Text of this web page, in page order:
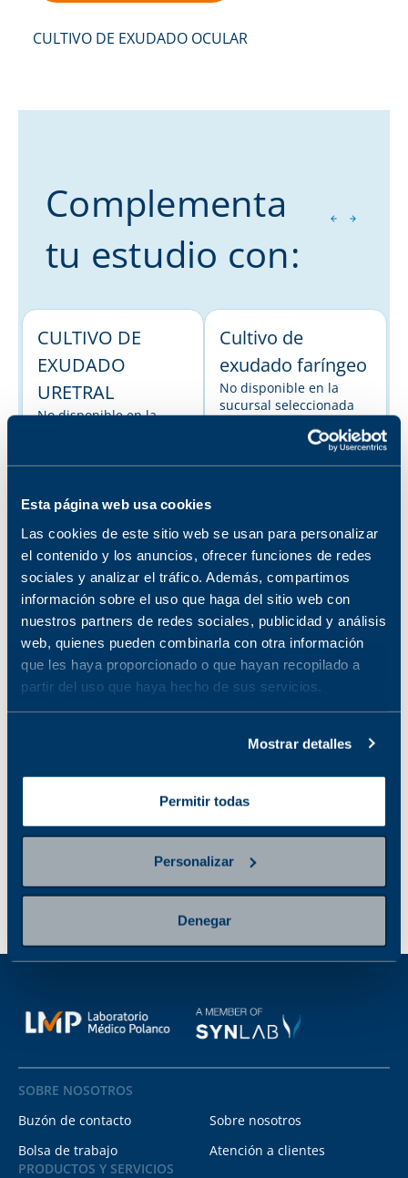
Esta página web usa cookies
Las cookies de este sitio web se usan para personalizar
el contenido y los anuncios, ofrecer funciones de redes
sociales y analizar el tráfico. Además, compartimos
información sobre el uso que haga del sitio web con
nuestros partners de redes sociales, publicidad y análisis
web, quienes pueden combinarla con otra información
que les haya proporcionado o que hayan recopilado a
partir del uso que haya hecho de sus servicios.
Mostrar detalles
Permitir todas
Personalizar
Denegar
CULTIVO DE EXUDADO OCULAR
Complementa
tu estudio con:
CULTIVO DE
EXUDADO
URETRAL
No disponible en la
está disponible
Cultivo de
exudado faríngeo
No disponible en la
sucursal seleccionada
está disponible
No disponible en la
sucursal seleccionada
Ver sucursales donde
está disponible
CULTIVO DE
EXUDADO NASAL
sucursal seleccionada
CULTIVO DE
EXUDADO
VULVAR
sucursal seleccionada
está disponible
SOBRE NOSOTROS
Buzón de contacto
Sobre nosotros
Bolsa de trabajo
Atención a clientes
PRODUCTOS Y SERVICIOS